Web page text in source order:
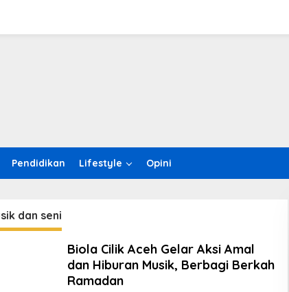
Pendidikan Lifestyle Opini
dan seni
Biola Cilik Aceh Gelar Aksi Amal
dan Hiburan Musik, Berbagi Berkah
Ramadan